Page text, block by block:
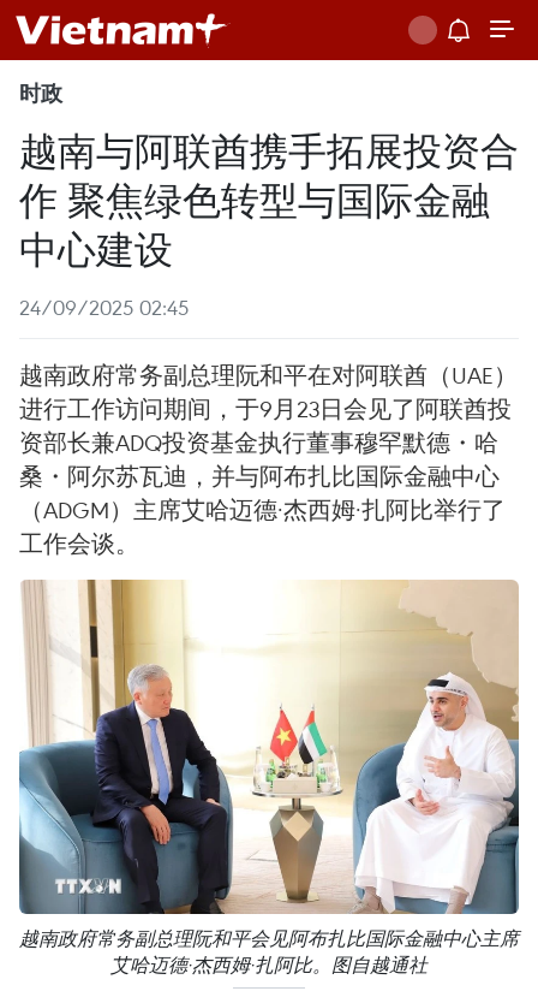
时政
越南与阿联酋携手拓展投资合
作 聚焦绿色转型与国际金融
中心建设
24/09/2025 02:45
越南政府常务副总理阮和平在对阿联酋（UAE）
进行工作访问期间，于9月23日会见了阿联酋投
资部长兼ADQ投资基金执行董事穆罕默德・哈
桑・阿尔苏瓦迪，并与阿布扎比国际金融中心
（ADGM）主席艾哈迈德·杰西姆·扎阿比举行了
工作会谈。
越南政府常务副总理阮和平会见阿布扎比国际金融中心主席
艾哈迈德·杰西姆·扎阿比。图自越通社